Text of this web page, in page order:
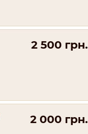
2 500 грн.
2 000 грн.